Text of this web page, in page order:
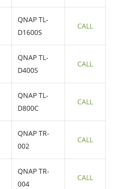
QNAP TL-
D1600S
CALL
QNAP TL-
D400S
CALL
QNAP TL-
D800C
CALL
QNAP TR-
002
CALL
QNAP TR-
004
CALL